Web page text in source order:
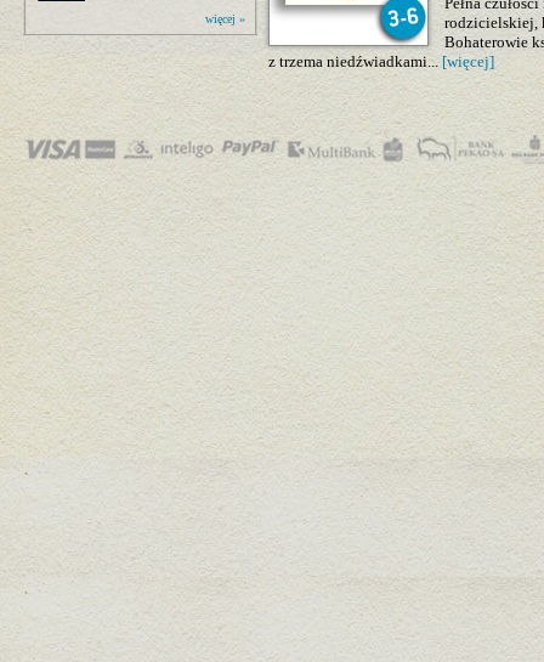
więcej »
rodzicielskiej,
Bohaterowie
z trzema niedźwiadkami... [więcej]